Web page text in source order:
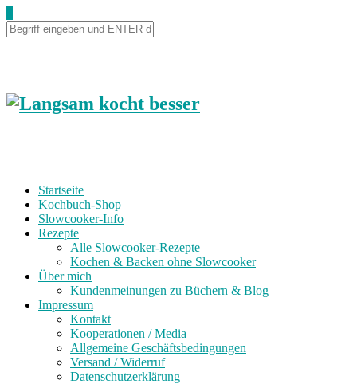
Startseite
Kochbuch-Shop
Slowcooker-Info
Rezepte
Alle Slowcooker-Rezepte
Kochen & Backen ohne Slowcooker
Über mich
Kundenmeinungen zu Büchern & Blog
Impressum
Kontakt
Kooperationen / Media
Allgemeine Geschäftsbedingungen
Versand / Widerruf
Datenschutzerklärung